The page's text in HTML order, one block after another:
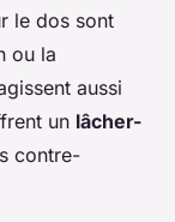
le dos sont
ou la
aussi
un lâcher-
contre-